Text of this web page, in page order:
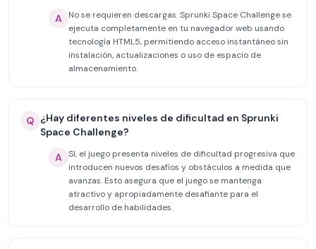
A
No se requieren descargas. Sprunki Space Challenge se
ejecuta completamente en tu navegador web usando
tecnología HTML5, permitiendo acceso instantáneo sin
instalación, actualizaciones o uso de espacio de
almacenamiento.
Q ¿Hay diferentes niveles de dificultad en Sprunki
Space Challenge?
A Sí, el juego presenta niveles de dificultad progresiva que
introducen nuevos desafíos y obstáculos a medida que
avanzas. Esto asegura que el juego se mantenga
atractivo y apropiadamente desafiante para el
desarrollo de habilidades.